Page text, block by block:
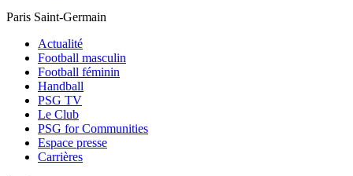
Paris Saint-Germain
Actualité
Football masculin
Football féminin
Handball
PSG TV
Le Club
PSG for Communities
Espace presse
Carrières